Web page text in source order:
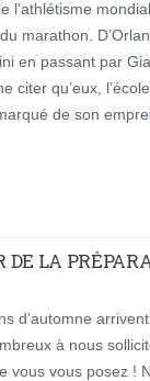
l’athlétisme
marathon.
en passant par
citer qu’eux,
de son
DE LA
d’automne
à nous
vous vous posez !